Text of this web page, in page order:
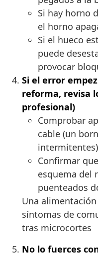
Si hay horno
el horno
Si el hueco
puede
provocar
Si el error
reforma, revisa
profesional)
Comprobar
cable (un
intermitentes)
Confirmar
esquema del
puenteados
Una alimentación
síntomas de
tras microcortes
No lo fuerces